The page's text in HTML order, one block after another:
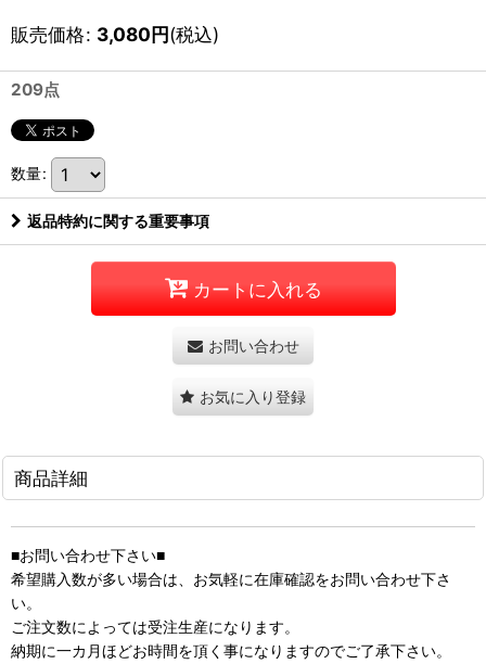
販売価格: 3,080円(税込)
209点
数量:
返品特約に関する重要事項
カートに入れる
お問い合わせ
お気に入り登録
商品詳細
■お問い合わせ下さい■
希望購入数が多い場合は、お気軽に在庫確認をお問い合わせ下さ
い。
ご注文数によっては受注生産になります。
納期に一カ月ほどお時間を頂く事になりますのでご了承下さい。